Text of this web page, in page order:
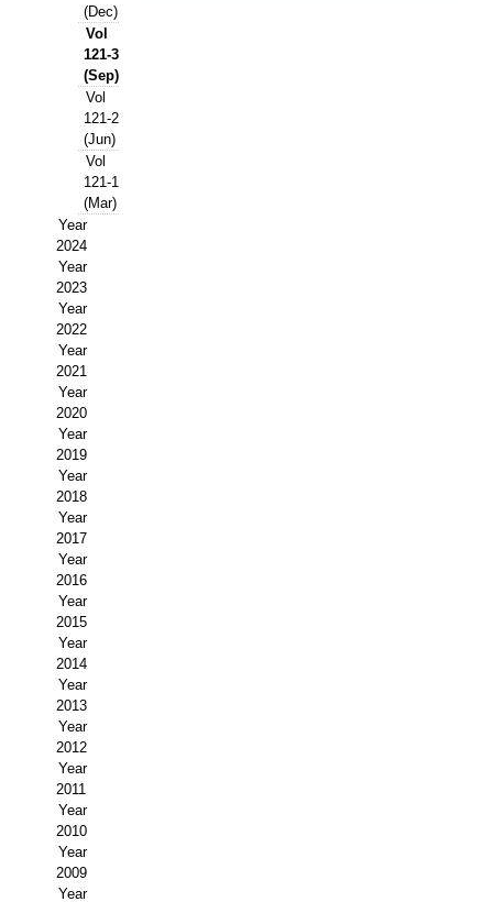
Noticias
Galería de Fotos
Web AIDA 2.0
REVISTA ITEA
Presentación ITEA
Equipo Editorial
Leer revista ITEA
Directrices para autores/as
Políticas Editoriales
Propuesta Volumen Especial
Sello Calidad FECYT
Premio Prensa Agraria
Buscador de Artículos
JORNADAS AIDA
Presentación Jornadas
Comunicaciones
Jornadas PAM 2026
Premio Jóvenes Investigadores
Buscador de Comunicaciones
(Dec)
Vol
121-3
(Sep)
Vol
121-2
(Jun)
Vol
121-1
(Mar)
Year
2024
Year
2023
Year
2022
Year
2021
Year
2020
Year
2019
Year
2018
Year
2017
Year
2016
Year
2015
Year
2014
Year
2013
Year
2012
Year
2011
Year
2010
Year
2009
Year